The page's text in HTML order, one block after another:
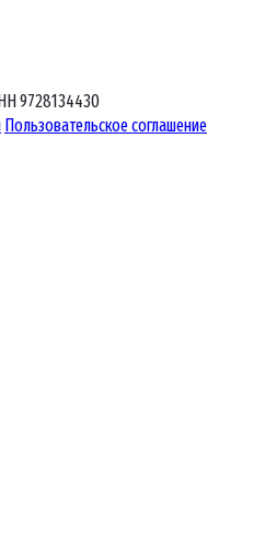
9728134430
Пользовательское соглашение